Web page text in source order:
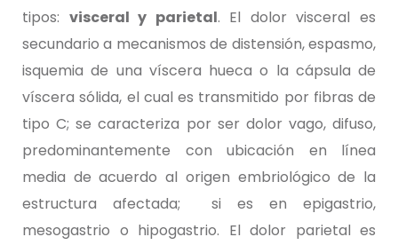
tipos: visceral y parietal. El dolor visceral es
secundario a mecanismos de distensión, espasmo,
isquemia de una víscera hueca o la cápsula de
víscera sólida, el cual es transmitido por fibras de
tipo C; se caracteriza por ser dolor vago, difuso,
predominantemente con ubicación en línea
media de acuerdo al origen embriológico de la
estructura afectada; si es en epigastrio,
mesogastrio o hipogastrio. El dolor parietal es